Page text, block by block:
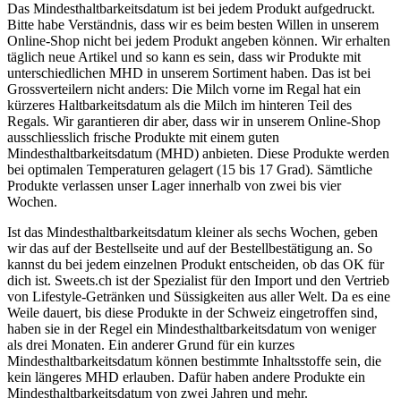
Das Mindesthaltbarkeitsdatum ist bei jedem Produkt aufgedruckt.
Bitte habe Verständnis, dass wir es beim besten Willen in unserem
Online-Shop nicht bei jedem Produkt angeben können. Wir erhalten
täglich neue Artikel und so kann es sein, dass wir Produkte mit
unterschiedlichen MHD in unserem Sortiment haben. Das ist bei
Grossverteilern nicht anders: Die Milch vorne im Regal hat ein
kürzeres Haltbarkeitsdatum als die Milch im hinteren Teil des
Regals. Wir garantieren dir aber, dass wir in unserem Online-Shop
ausschliesslich frische Produkte mit einem guten
Mindesthaltbarkeitsdatum (MHD) anbieten. Diese Produkte werden
bei optimalen Temperaturen gelagert (15 bis 17 Grad). Sämtliche
Produkte verlassen unser Lager innerhalb von zwei bis vier
Wochen.
Ist das Mindesthaltbarkeitsdatum kleiner als sechs Wochen, geben
wir das auf der Bestellseite und auf der Bestellbestätigung an. So
kannst du bei jedem einzelnen Produkt entscheiden, ob das OK für
dich ist. Sweets.ch ist der Spezialist für den Import und den Vertrieb
von Lifestyle-Getränken und Süssigkeiten aus aller Welt. Da es eine
Weile dauert, bis diese Produkte in der Schweiz eingetroffen sind,
haben sie in der Regel ein Mindesthaltbarkeitsdatum von weniger
als drei Monaten. Ein anderer Grund für ein kurzes
Mindesthaltbarkeitsdatum können bestimmte Inhaltsstoffe sein, die
kein längeres MHD erlauben. Dafür haben andere Produkte ein
Mindesthaltbarkeitsdatum von zwei Jahren und mehr.